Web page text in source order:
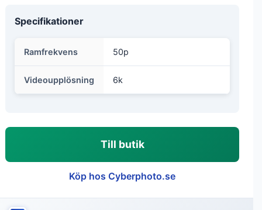
Specifikationer
Ramfrekvens 50p
Videoupplösning 6k
Till butik
Köp hos Cyberphoto.se